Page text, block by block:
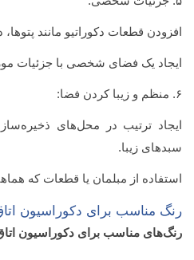
افزودن قطعات دکوراتیو مانند
ایجاد یک فضای شخصی با جزئیات
۶. منظم و زیبا کردن فضا:
ایجاد ترتیب در محل‌های
سبد‌های زیبا.
استفاده از مبلمان یا قطعات که
رنگ مناسب برای دکوراسیون
رنگ‌های مناسب برای دکوراسیون